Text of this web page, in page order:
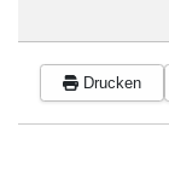
Drucken